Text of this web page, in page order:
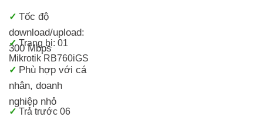
✓ Tốc độ
download/upload:
300 Mbps
✓Trang bị: 01
Mikrotik RB760iGS
✓ Phù hợp với cá
nhân, doanh
nghiệp nhỏ
✓ Trả trước 06